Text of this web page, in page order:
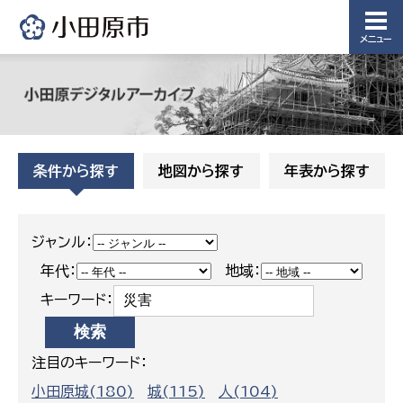
メニュー
条件から探す 地図から探す 年表から探す
ジャンル：
年代：
地域：
キーワード：
注目のキーワード：
小田原城(180)
城(115) 人(104)